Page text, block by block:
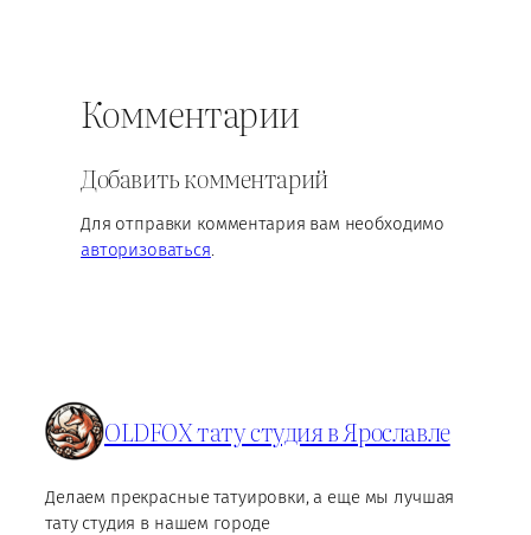
Комментарии
Добавить комментарий
Для отправки комментария вам необходимо
авторизоваться.
OLDFOX тату студия в Ярославле
Делаем прекрасные татуировки, а еще мы лучшая
тату студия в нашем городе